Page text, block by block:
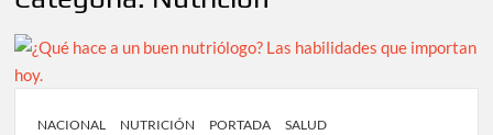
NACIONAL NUTRICIÓN PORTADA SALUD